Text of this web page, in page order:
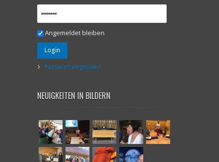
Angemeldet bleiben
Login
Passwort vergessen?
NEUIGKEITEN IN BILDERN